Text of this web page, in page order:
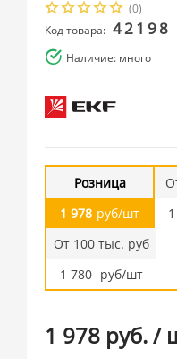
(0)
Код товара: 42198
Наличие: много
Розница
1 978 руб/шт
От 100 тыс. руб
1 780 руб/шт
1 978 руб./